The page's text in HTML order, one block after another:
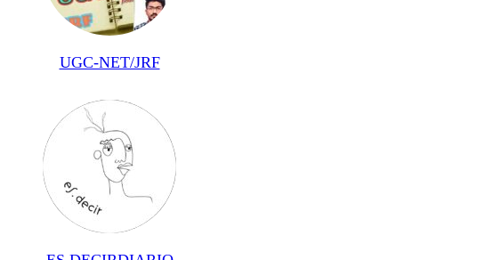
UGC-NET/JRF